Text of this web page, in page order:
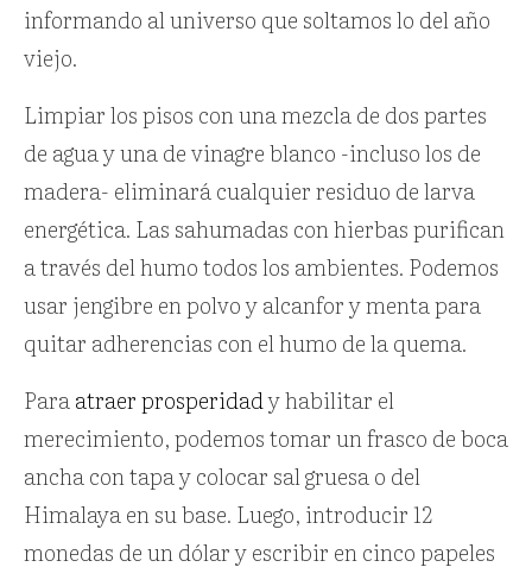
informando al universo que soltamos lo del año
viejo.
Limpiar los pisos con una mezcla de dos partes
de agua y una de vinagre blanco -incluso los de
madera- eliminará cualquier residuo de larva
energética. Las sahumadas con hierbas purifican
a través del humo todos los ambientes. Podemos
usar jengibre en polvo y alcanfor y menta para
quitar adherencias con el humo de la quema.
Paraatraer prosperidady habilitar el
merecimiento, podemos tomar un frasco de boca
ancha con tapa y colocar sal gruesa o del
Himalaya en su base. Luego, introducir 12
monedas de un dólar y escribir en cinco papeles